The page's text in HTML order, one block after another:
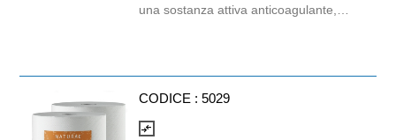
una sostanza attiva anticoagulante,
dopo una singola ingestione.
GENERATION PAT contiene Bitrex®,
CODICE : 5029
compare_arrows